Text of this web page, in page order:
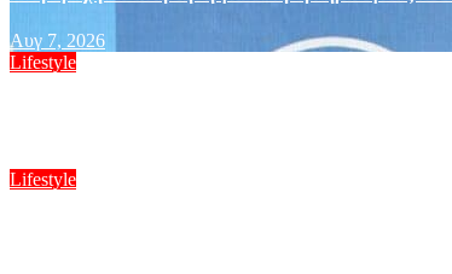
Αυγ 7, 2026
Lifestyle
Lifestyle